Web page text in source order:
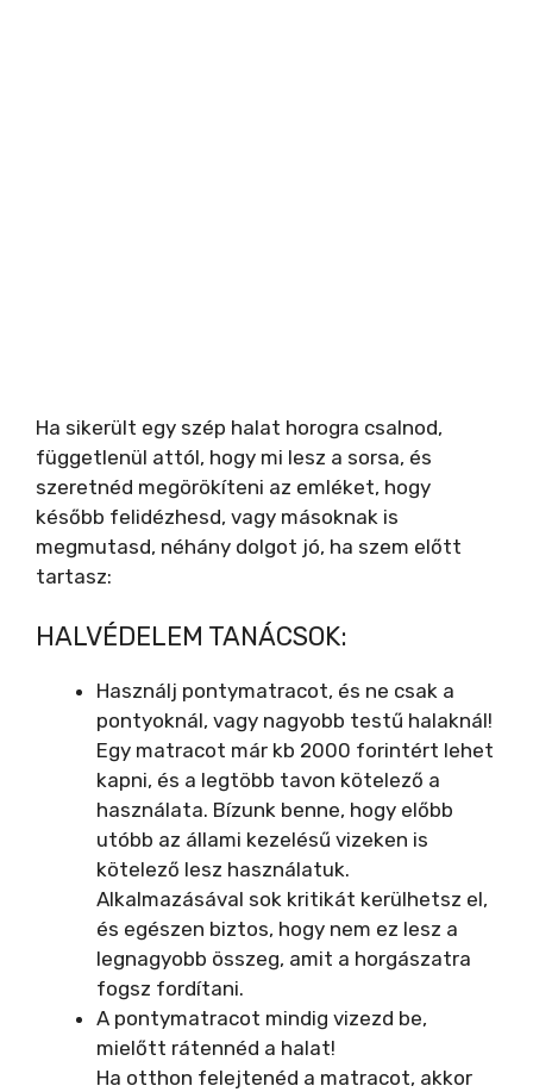
Ha sikerült egy szép halat horogra csalnod,
függetlenül attól, hogy mi lesz a sorsa, és
szeretnéd megörökíteni az emléket, hogy
később felidézhesd, vagy másoknak is
megmutasd, néhány dolgot jó, ha szem előtt
tartasz:
HALVÉDELEM TANÁCSOK:
Használj pontymatracot, és ne csak a
pontyoknál, vagy nagyobb testű halaknál!
Egy matracot már kb 2000 forintért lehet
kapni, és a legtöbb tavon kötelező a
használata. Bízunk benne, hogy előbb
utóbb az állami kezelésű vizeken is
kötelező lesz használatuk.
Alkalmazásával sok kritikát kerülhetsz el,
és egészen biztos, hogy nem ez lesz a
legnagyobb összeg, amit a horgászatra
fogsz fordítani.
A pontymatracot mindig vizezd be,
mielőtt rátennéd a halat!
Ha otthon felejtenéd a matracot, akkor